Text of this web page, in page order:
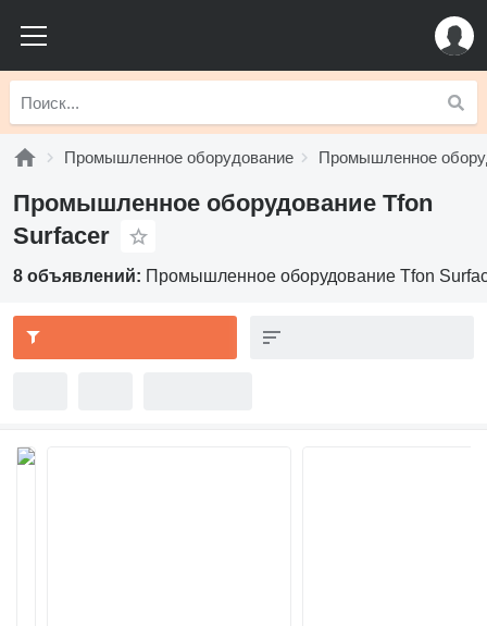
Промышленное оборудование Промышленное
Промышленное оборудование Tfon
Surfacer
8 объявлений: Промышленное оборудование Tfon